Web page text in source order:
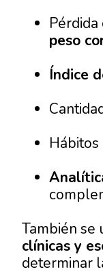
peso
Índice
Hábitos
También se
clínicas y
determinar